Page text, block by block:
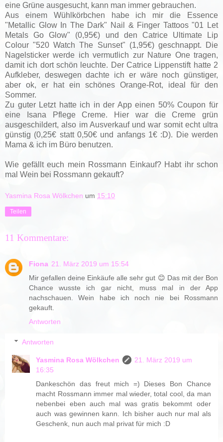
eine Grüne ausgesucht, kann man immer gebrauchen.
Aus einem Wühlkörbchen habe ich mir die Essence
"Metallic Glow In The Dark" Nail & Finger Tattoos "01 Let
Metals Go Glow" (0,95€) und den Catrice Ultimate Lip
Colour "520 Watch The Sunset" (1,95€) geschnappt. Die
Nagelsticker werde ich vermutlich zur Nature One tragen,
damit ich dort schön leuchte. Der Catrice Lippenstift hatte 2
Aufkleber, deswegen dachte ich er wäre noch günstiger,
aber ok, er hat ein schönes Orange-Rot, ideal für den
Sommer.
Zu guter Letzt hatte ich in der App einen 50% Coupon für
eine Isana Pflege Creme. Hier war die Creme grün
ausgeschildert, also im Ausverkauf und war somit echt ultra
günstig (0,25€ statt 0,50€ und anfangs 1€ :D). Die werden
Mama & ich im Büro benutzen.
Wie gefällt euch mein Rossmann Einkauf? Habt ihr schon
mal Wein bei Rossmann gekauft?
Yasmina Rosa Wölkchen um 15:10
Teilen
11 Kommentare:
Fiona 21. März 2019 um 15:54
Mir gefallen deine Einkäufe alle sehr gut 😊 Das mit der Bon
Chance wusste ich gar nicht, muss mal in der App
nachschauen. Wein habe ich noch nie bei Rossmann
gekauft.
Antworten
Antworten
Yasmina Rosa Wölkchen
21. März 2019 um
16:35
Dankeschön das freut mich =) Dieses Bon Chance
macht Rossmann immer mal wieder, total cool, da man
nebenbei eben auch mal was gratis bekommt oder
auch was gewinnen kann. Ich bisher auch nur mal als
Geschenk, nun auch mal privat für mich :D